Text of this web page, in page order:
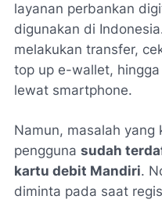
layanan perbankan
digunakan di
melakukan transfer,
top up e-wallet,
lewat smartphone.
Namun, masalah yang
pengguna sudah
kartu debit Mandiri.
diminta pada saat